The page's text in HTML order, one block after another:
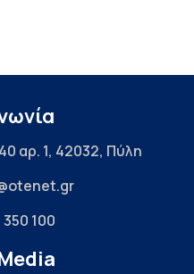
αρ. 1, 42032, Πύλη
100